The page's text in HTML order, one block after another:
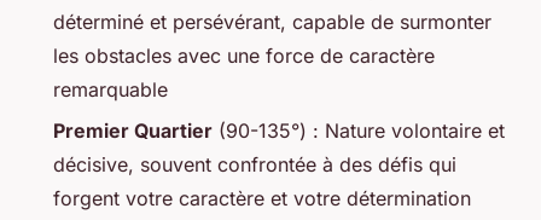
déterminé et persévérant, capable de surmonter
les obstacles avec une force de caractère
remarquable
Premier Quartier (90-135°) : Nature volontaire et
décisive, souvent confrontée à des défis qui
forgent votre caractère et votre détermination